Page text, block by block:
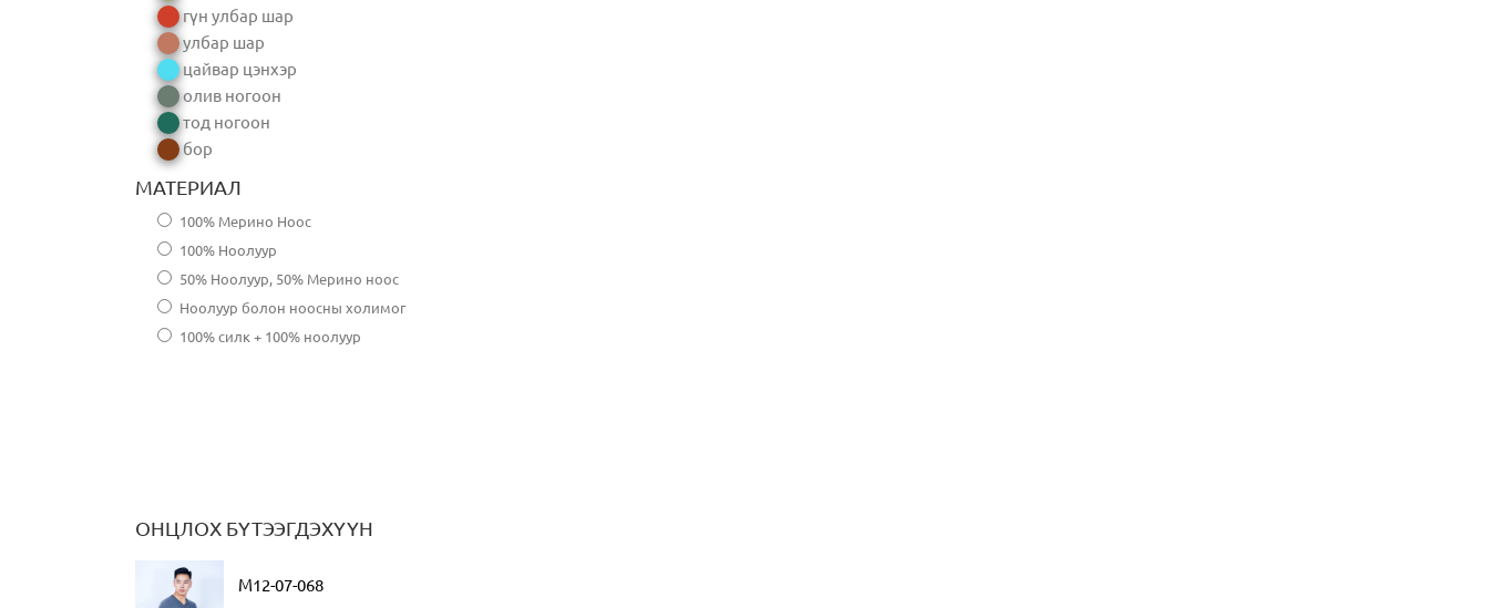
гүн улбар шар
улбар шар
цайвар цэнхэр
олив ногоон
тод ногоон
бор
МАТЕРИАЛ
100% Мерино Ноос
100% Ноолуур
50% Ноолуур, 50% Мерино ноос
Ноолуур болон ноосны холимог
100% силк + 100% ноолуур
ОНЦЛОХ БҮТЭЭГДЭХҮҮН
M12-07-068